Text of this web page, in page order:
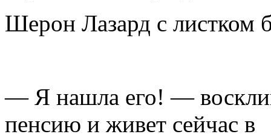
Шерон Лазард с листком
— Я нашла его! —
пенсию и живет сейчас в